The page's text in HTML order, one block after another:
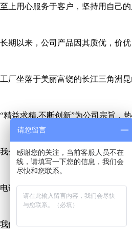
至上用心服务于客户，坚持用自己的
长期以来，公司产品因其质优，价
工厂坐落于美丽富饶的长江三角洲
“精益求精,不断创新”为公司宗旨，
我公司以顾客至上为宗旨。以顾客
电话:0512-50392621 手机:马先生
我们的宗旨:质量至上，顾客至上
请您留言
感谢您的关注，当前客服人员不在
线，请填写一下您的信息，我们会
尽快和您联系。